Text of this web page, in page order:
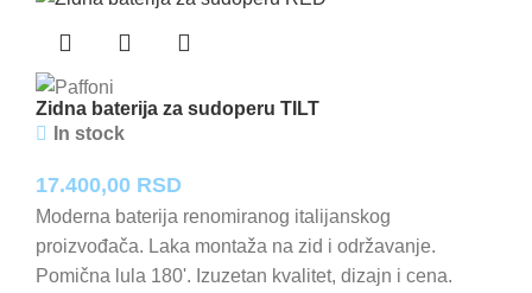
Zidna baterija za sudoperu TILT
In stock
17.400,00 RSD
Moderna baterija renomiranog italijanskog
proizvođača. Laka montaža na zid i održavanje.
Pomična lula 180'. Izuzetan kvalitet, dizajn i cena.